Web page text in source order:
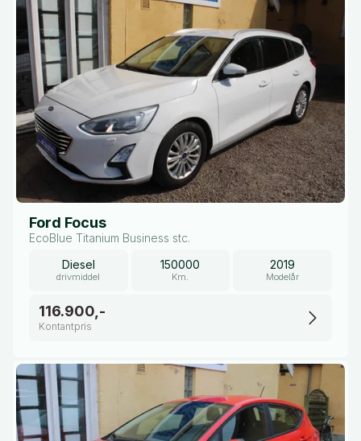
Ford Focus
EcoBlue Titanium Business stc.
Diesel
drivmiddel
150000
Km.
2019
Modelår
116.900,-
Kontantpris